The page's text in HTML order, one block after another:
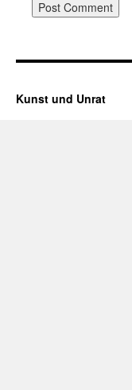
Kunst und Unrat